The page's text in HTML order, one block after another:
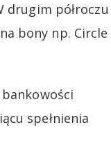
drugim półroczu
bony np. Circle
spełnienia